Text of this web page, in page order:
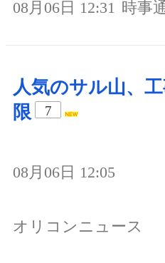
08月06日 12:31 時事
人気のサル山、
限
7
08月06日 12:05
オリコンニュース